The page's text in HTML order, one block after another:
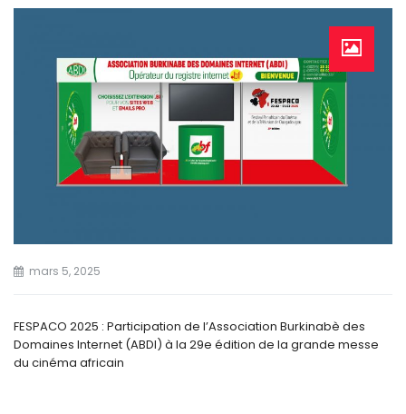
mars 5, 2025
FESPACO 2025 : Participation de l’Association Burkinabè des
Domaines Internet (ABDI) à la 29e édition de la grande messe
du cinéma africain